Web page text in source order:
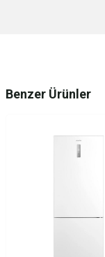
Benzer Ürünler